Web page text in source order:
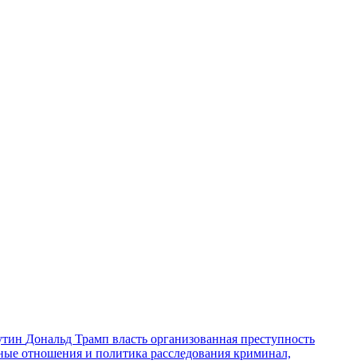
Дональд Трамп власть организованная преступность
отношения и политика расследования криминал,